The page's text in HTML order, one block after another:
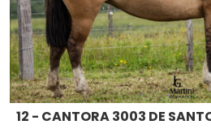
12 - CANTORA 3003 DE